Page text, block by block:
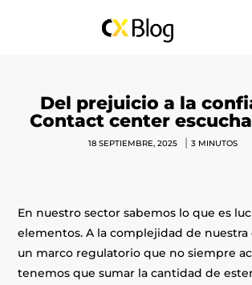
Del prejuicio a la
Contact center
18 SEPTIEMBRE, 2025 | 3 MINUTOS
En nuestro sector sabemos lo que es
elementos. A la complejidad de nuestra
un marco regulatorio que no siempre
tenemos que sumar la cantidad de